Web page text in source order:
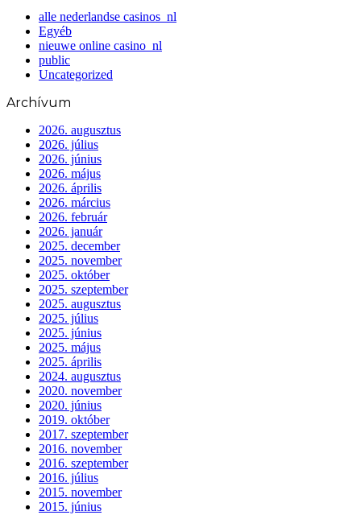
alle nederlandse casinos_nl
Egyéb
nieuwe online casino_nl
public
Uncategorized
Archívum
2026. augusztus
2026. július
2026. június
2026. május
2026. április
2026. március
2026. február
2026. január
2025. december
2025. november
2025. október
2025. szeptember
2025. augusztus
2025. július
2025. június
2025. május
2025. április
2024. augusztus
2020. november
2020. június
2019. október
2017. szeptember
2016. november
2016. szeptember
2016. július
2015. november
2015. június